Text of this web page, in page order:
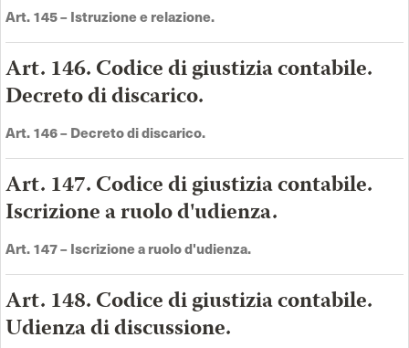
Art. 145 –Istruzione e relazione.
Art. 146. Codice di giustizia contabile.
Decreto di discarico.
Art. 146 –Decreto di discarico.
Art. 147. Codice di giustizia contabile.
Iscrizione a ruolo d'udienza.
Art. 147 –Iscrizione a ruolo d'udienza.
Art. 148. Codice di giustizia contabile.
Udienza di discussione.